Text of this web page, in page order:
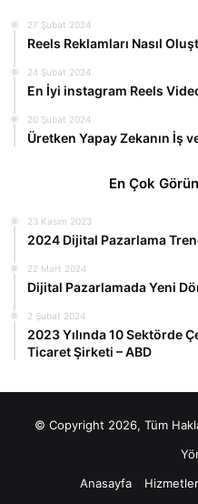
27 Şubat 2024
Reels Reklamları Nasıl
24 Şubat 2024
En İyi instagram Reels
20 Şubat 2024
Üretken Yapay Zekanın İş
En Çok
23 Kasım 2023
2024 Dijital Pazarlama
22 Mart 2024
Dijital Pazarlamada Yeni
2 Şubat 2024
2023 Yılında 10 Sektörde
Ticaret Şirketi – ABD
© Copyright 2026, Tüm
Anasayfa
Hizmetler